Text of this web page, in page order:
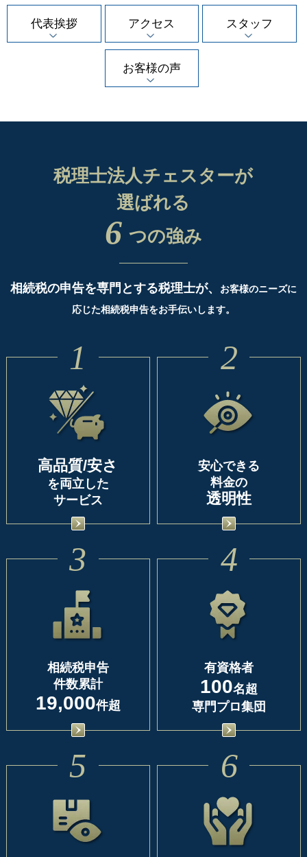
代表挨拶 アクセス スタッフ
お客様の声
税理士法人チェスターが
選ばれる
6 つの強み
相続税の申告を専門とする税理士が、
お客様のニーズに
応じた相続税申告をお手伝いします。
1
高品質/安さ
を両立した
サービス
2
安心できる
料金の
透明性
3
相続税申告
件数累計
19,000件超
4
有資格者
100名超
専門プロ集団
5 6